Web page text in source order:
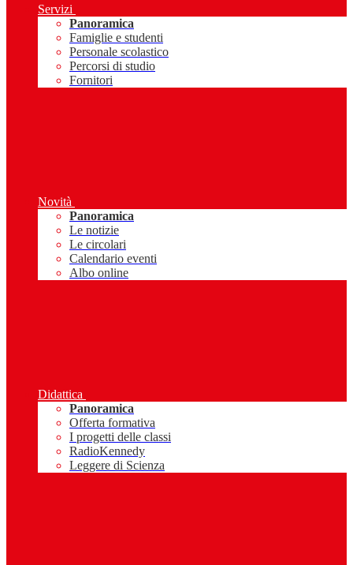
Servizi
Panoramica
Famiglie e studenti
Personale scolastico
Percorsi di studio
Fornitori
Novità
Panoramica
Le notizie
Le circolari
Calendario eventi
Albo online
Didattica
Panoramica
Offerta formativa
I progetti delle classi
RadioKennedy
Leggere di Scienza